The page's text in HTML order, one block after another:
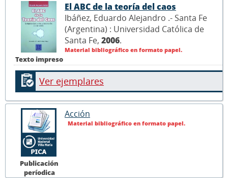
Texto impreso
El ABC de la teoría del caos
Ibáñez, Eduardo Alejandro .- Santa Fe
(Argentina) : Universidad Católica de
Santa Fe, 2006.
Material bibliográfico en formato papel.
Ver ejemplares
Publicación
períodica
Acción
Material bibliográfico en formato papel.